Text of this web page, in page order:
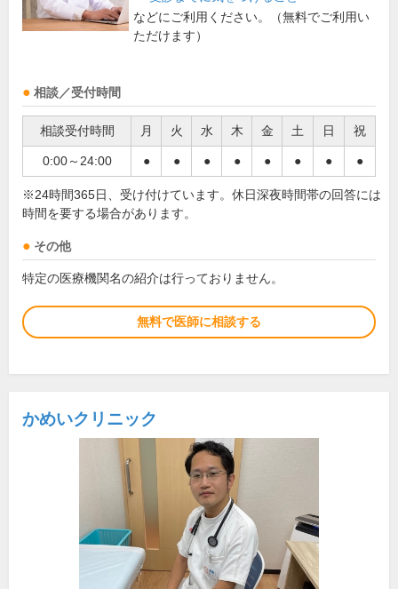
などにご利用ください。（無料でご利用い
ただけます）
相談／受付時間
相談受付時間 月 火 水 木 金 土 日 祝
0:00～24:00 ● ● ● ● ● ● ● ●
※24時間365日、受け付けています。休日深夜時間帯の回答には
時間を要する場合があります。
その他
特定の医療機関名の紹介は行っておりません。
無料で医師に相談する
かめいクリニック